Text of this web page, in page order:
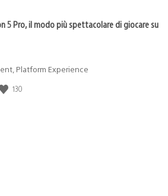
5 Pro, il modo più spettacolare di giocare su
Platform Experience
130